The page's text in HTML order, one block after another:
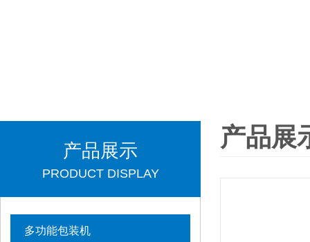
产品展示
PRODUCT DISPLAY
多功能包装机
产品展